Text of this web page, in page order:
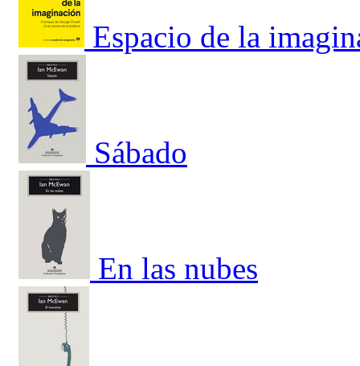
Espacio de la
Sábado
En las nubes